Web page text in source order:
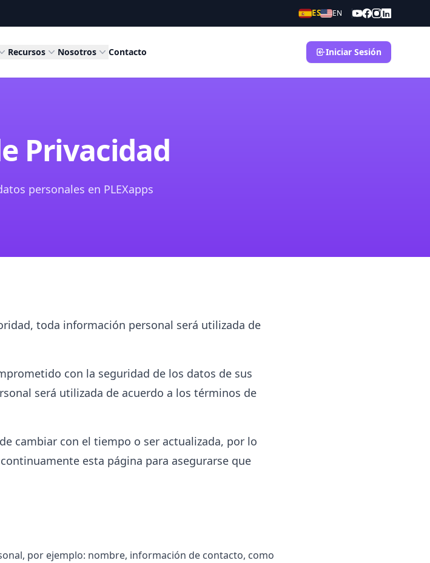
ES EN
Recursos Nosotros Contacto Iniciar Sesión
Privacidad
personales en PLEXapps
toda información personal será utilizada de
con la seguridad de los datos de sus
será utilizada de acuerdo a los términos de
cambiar con el tiempo o ser actualizada, por lo
esta página para asegurarse que
por ejemplo: nombre, información de contacto, como